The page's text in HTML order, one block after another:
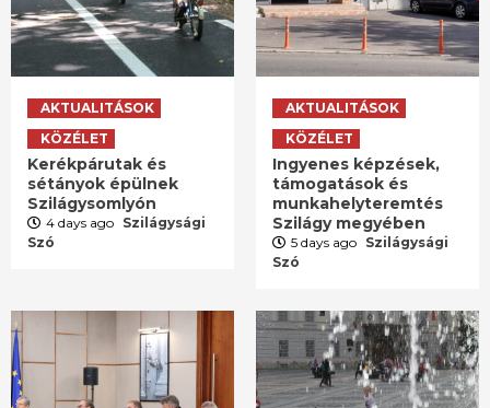
AKTUALITÁSOK
KÖZÉLET
Kerékpárutak és
sétányok épülnek
Szilágysomlyón
4 days ago Szilágysági
Szó
AKTUALITÁSOK
KÖZÉLET
Ingyenes képzések,
támogatások és
munkahelyteremtés
Szilágy megyében
5 days ago Szilágysági
Szó